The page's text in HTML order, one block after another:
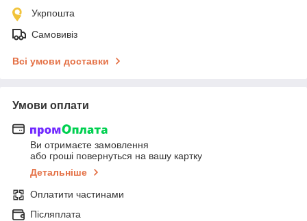
Укрпошта
Самовивіз
Всі умови доставки
Умови оплати
Ви отримаєте замовлення
або гроші повернуться на вашу картку
Детальніше
Оплатити частинами
Післяплата